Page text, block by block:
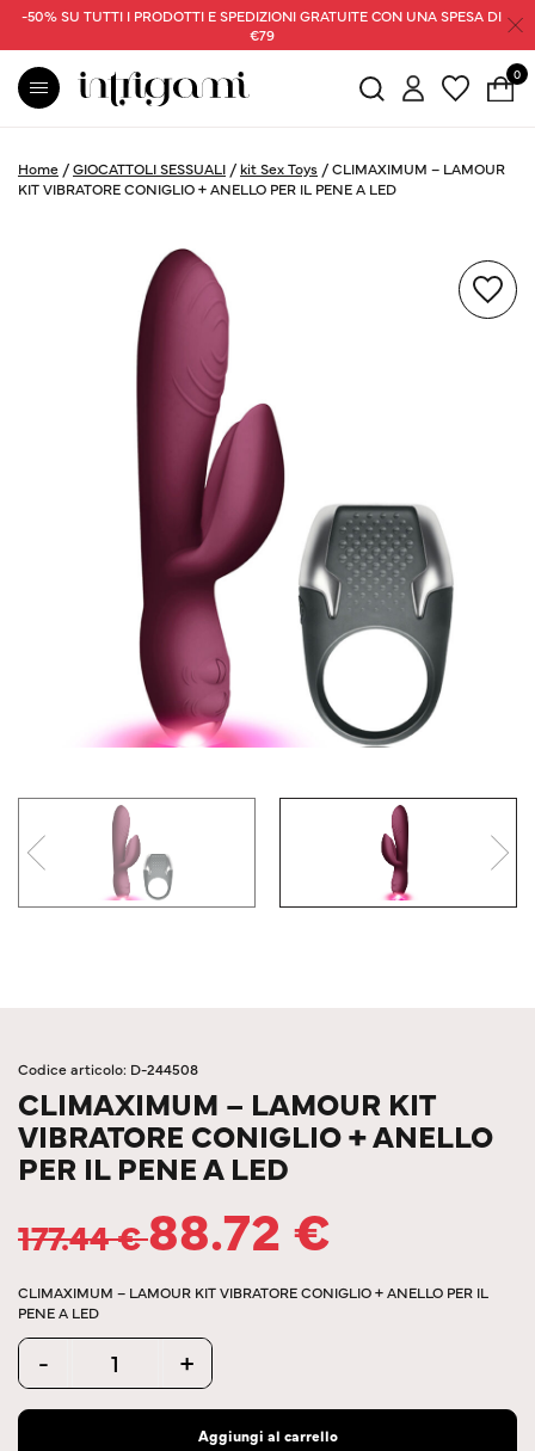
-50% SU TUTTI I PRODOTTI E SPEDIZIONI GRATUITE CON UNA SPESA DI
€79
0
Home /GIOCATTOLI SESSUALI / kit Sex Toys /CLIMAXIMUM – LAMOUR
KIT VIBRATORE CONIGLIO + ANELLO PER IL PENE A LED
Codice articolo: D-244508
CLIMAXIMUM – LAMOUR KIT
VIBRATORE CONIGLIO + ANELLO
PER IL PENE A LED
177.44€88.72€
CLIMAXIMUM – LAMOUR KIT VIBRATORE CONIGLIO + ANELLO PER IL
PENE A LED
Quantity
- +
Aggiungi al carrello